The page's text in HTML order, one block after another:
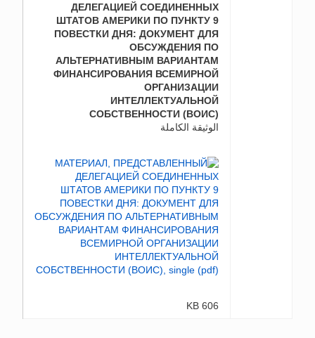
ДЕЛЕГАЦИЕЙ СОЕДИНЕННЫХ
ШТАТОВ АМЕРИКИ ПО ПУНКТУ 9
ПОВЕСТКИ ДНЯ: ДОКУМЕНТ ДЛЯ
ОБСУЖДЕНИЯ ПО
АЛЬТЕРНАТИВНЫМ ВАРИАНТАМ
ФИНАНСИРОВАНИЯ ВСЕМИРНОЙ
ОРГАНИЗАЦИИ
ИНТЕЛЛЕКТУАЛЬНОЙ
СОБСТВЕННОСТИ (ВОИС)
الوثيقة الكاملة
606 KB